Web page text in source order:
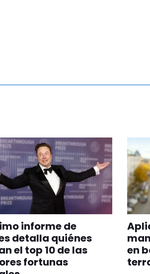
informe de
detalla quiénes
el top 10 de las
fortunas
en